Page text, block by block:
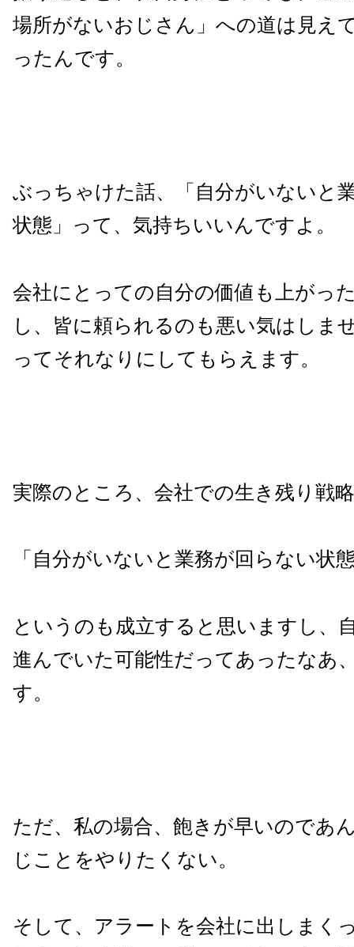
場所がないおじさん」への道は見え
ったんです。
ぶっちゃけた話、「自分がいないと
状態」って、気持ちいいんですよ。
会社にとっての自分の価値も上がっ
し、皆に頼られるのも悪い気はしま
ってそれなりにしてもらえます。
実際のところ、会社での生き残り戦
「自分がいないと業務が回らない状
というのも成立すると思いますし、
進んでいた可能性だってあったなあ
す。
ただ、私の場合、飽きが早いのであ
じことをやりたくない。
そして、アラートを会社に出しまく